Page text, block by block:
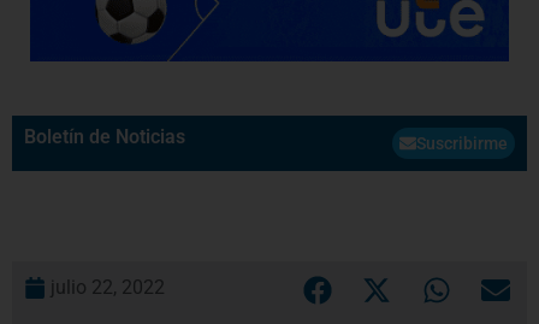
Boletín de Noticias Suscribirme
julio 22, 2022